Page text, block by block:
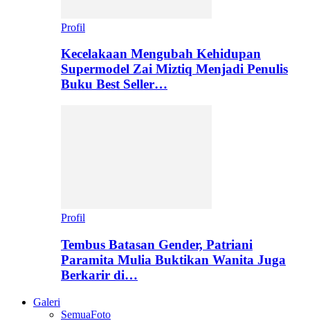
Profil
Kecelakaan Mengubah Kehidupan
Supermodel Zai Miztiq Menjadi Penulis
Buku Best Seller…
Profil
Tembus Batasan Gender, Patriani
Paramita Mulia Buktikan Wanita Juga
Berkarir di…
Galeri
SemuaFoto